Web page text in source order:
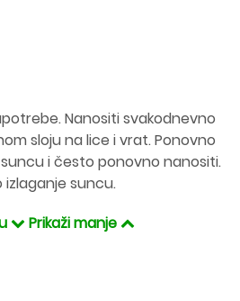
Nanositi svakodnevno
sloju na lice i vrat. Ponovno
i često ponovno nanositi.
suncu.
Prikaži manje